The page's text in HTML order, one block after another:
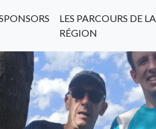
LES PARCOURS DE LA
RÉGION